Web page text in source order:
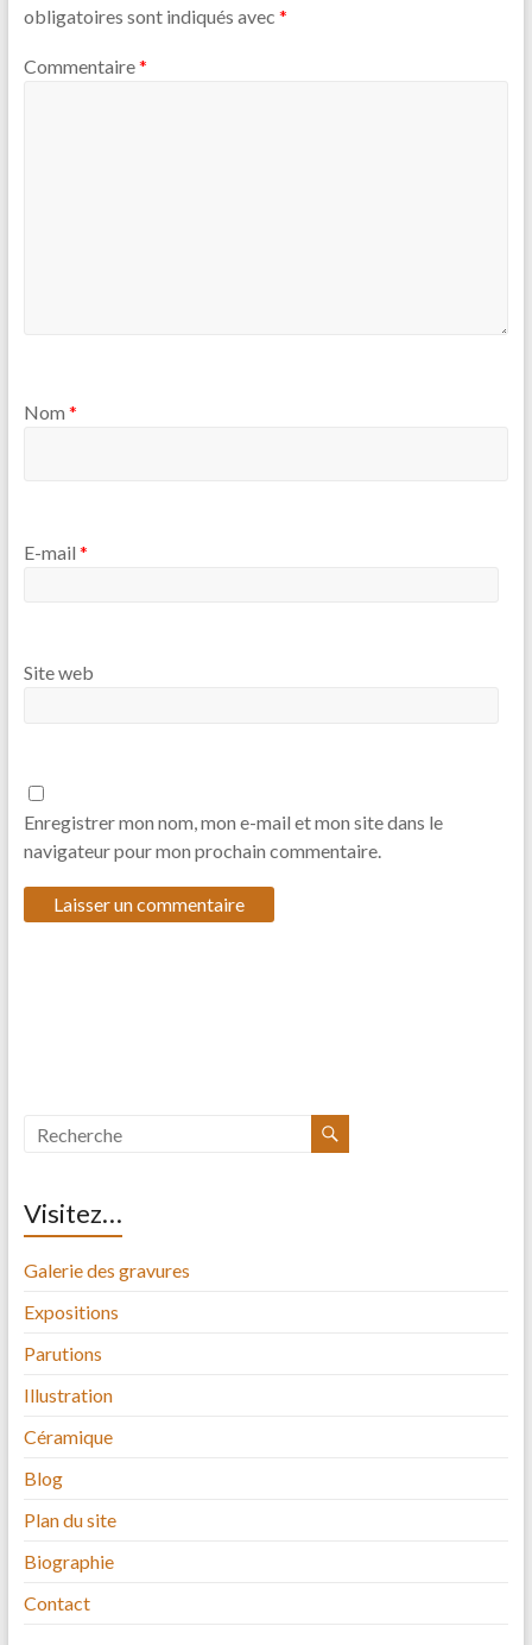
obligatoires sont indiqués avec *
Commentaire*
Nom *
E-mail *
Site web
Enregistrer mon nom, mon e-mail et mon site dans le
navigateur pour mon prochain commentaire.
Visitez…
Galerie des gravures
Expositions
Parutions
Illustration
Céramique
Blog
Plan du site
Biographie
Contact